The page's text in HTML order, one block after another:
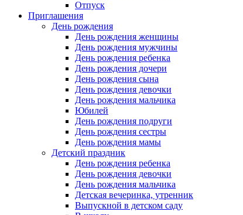
Отпуск
Приглашения
День рождения
День рождения женщины
День рождения мужчины
День рождения ребенка
День рождения дочери
День рождения сына
День рождения девочки
День рождения мальчика
Юбилей
День рождения подруги
День рождения сестры
День рождения мамы
Детский праздник
День рождения ребенка
День рождения девочки
День рождения мальчика
Детская вечеринка, утренник
Выпускной в детском саду